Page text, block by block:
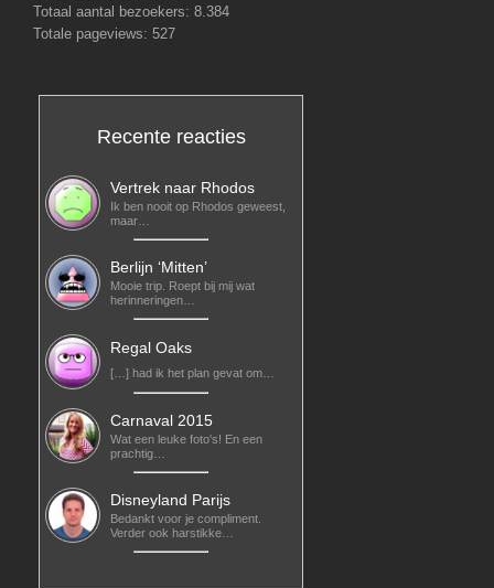
Totaal aantal bezoekers: 8.384
Totale pageviews: 527
Recente reacties
Vertrek naar Rhodos
Ik ben nooit op Rhodos geweest,
maar…
Berlijn ‘Mitten’
Mooie trip. Roept bij mij wat
herinneringen…
Regal Oaks
[…] had ik het plan gevat om…
Carnaval 2015
Wat een leuke foto's! En een
prachtig…
Disneyland Parijs
Bedankt voor je compliment.
Verder ook harstikke…